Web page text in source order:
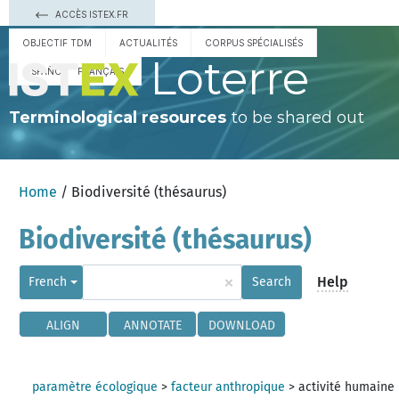
ACCÈS ISTEX.FR
OBJECTIF TDM ACTUALITÉS CORPUS SPÉCIALISÉS
ESPAÑOL FRANÇAIS Loterre
Terminological resourcesto be shared out
Home / Biodiversité (thésaurus)
Biodiversité (thésaurus)
French × Search Help
ALIGN ANNOTATE DOWNLOAD
paramètre écologique >facteur anthropique >activité humaine